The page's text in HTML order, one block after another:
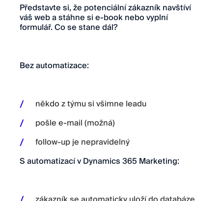
Představte si, že potenciální zákazník navštíví
váš web a stáhne si e-book nebo vyplní
formulář. Co se stane dál?
Bez automatizace:
někdo z týmu si všimne leadu
pošle e-mail (možná)
follow-up je nepravidelný
S automatizací v Dynamics 365 Marketing: